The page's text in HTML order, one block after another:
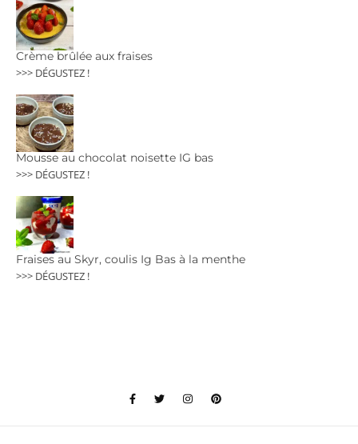
Crème brûlée aux fraises
>>> DÉGUSTEZ !
Mousse au chocolat noisette IG bas
>>> DÉGUSTEZ !
Fraises au Skyr, coulis Ig Bas à la menthe
>>> DÉGUSTEZ !